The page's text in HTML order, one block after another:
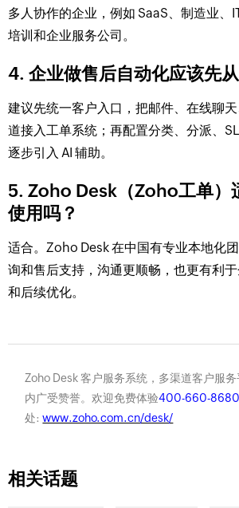
多人协作的企业，例如 SaaS、制造业、
培训和企业服务公司。
4. 企业做售后自动化应该先
建议先统一客户入口，把邮件、在线聊
道接入工单系统；再配置分类、分派、
逐步引入 AI 辅助。
5. Zoho Desk（Zoho工单）
使用吗？
适合。Zoho Desk 在中国有专业本地化
询和售后支持，沟通更顺畅，也更有利
和后续优化。
Zoho Desk 客户服务系统，多渠道客户服
内广受赞誉。欢迎免费体验400-660-8680
处:www.zoho.com.cn/desk/
相关话题